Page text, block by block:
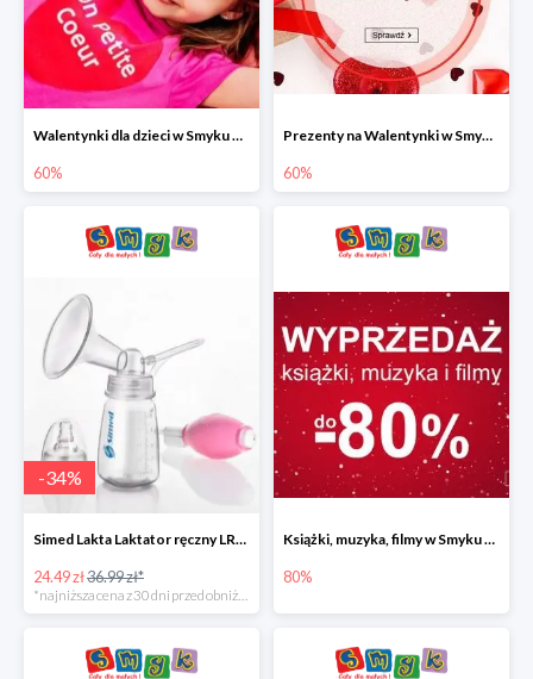
Walentynki dla dzieci w Smyku do -60%
60%
Prezenty na Walentynki w Smyku do -60%
60%
-34%
Simed Lakta Laktator ręczny LR-8 -34%
24.49 zł36.99 zł*
*najniższa cena z 30 dni przed obniżką
Książki, muzyka, filmy w Smyku do -80%
80%